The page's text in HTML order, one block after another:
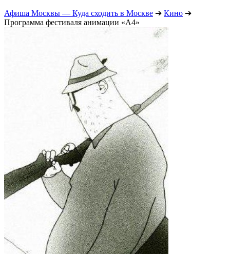
Афиша Москвы — Куда сходить в Москве ➔ Кино ➔
Программа фестиваля анимации «А4»